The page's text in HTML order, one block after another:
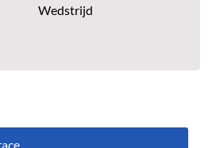
Wedstrijd